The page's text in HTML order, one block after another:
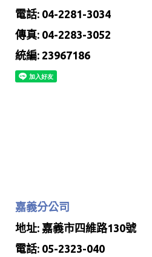
電話: 04-2281-3034
傳真: 04-2283-3052
統編: 23967186
嘉義分公司
地址: 嘉義市四維路130號
電話: 05-2323-040